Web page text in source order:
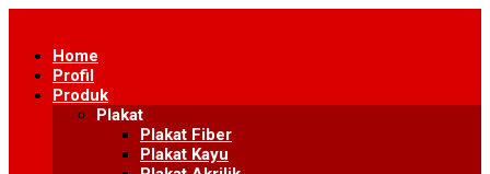
contentHome
Profil
Produk
Plakat
Plakat Fiber
Plakat Kayu